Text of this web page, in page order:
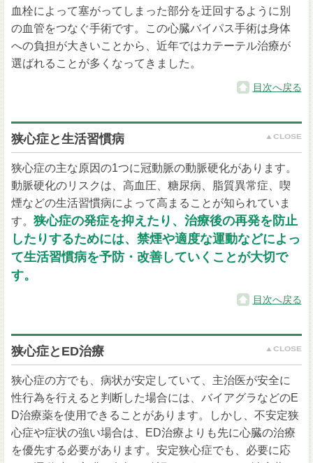
血栓によって塞がってしまった部分を迂回するように別
の血管をつなぐ手術です。この心臓バイパス手術は身体
への負担が大きいことから、近年ではカテーテル治療が
選ばれることが多くなってきました。
目次へ戻る
狭心症と生活習慣病
狭心症の主な原因の1つに冠動脈の動脈硬化があります。
動脈硬化のリスクは、高血圧、糖尿病、脂質異常症、喫
煙などの生活習慣病によって高まることが知られていま
す。狭心症の発症を抑えたり、治療後の再発を防止
したりするためには、禁煙や適度な運動などによっ
て生活習慣病を予防・改善していくことが大切で
す。
目次へ戻る
狭心症とED治療
狭心症の方でも、病状が安定していて、主治医が安全に
性行為を行えると判断した場合には、バイアグラなどのE
D治療薬を使用できることがあります。しかし、不安定狭
心症や症状の強い場合は、ED治療よりも先に心臓の治療
を優先する必要があります。安定狭心症でも、必要に応